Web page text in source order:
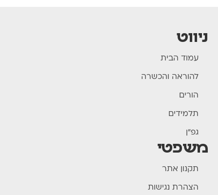
ניווט
עמוד הבית
להוראה והכשרה
הורים
תלמידים
גפ"ן
משפטי
תקנון אתר
הצהרת נגישות